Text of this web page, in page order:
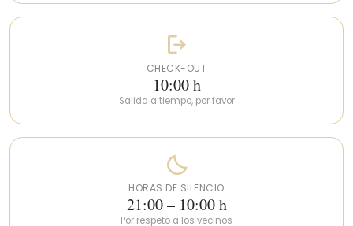
logout
CHECK-OUT
10:00 h
Salida a tiempo, por favor
bedtime
HORAS DE SILENCIO
21:00 – 10:00 h
Por respeto a los vecinos